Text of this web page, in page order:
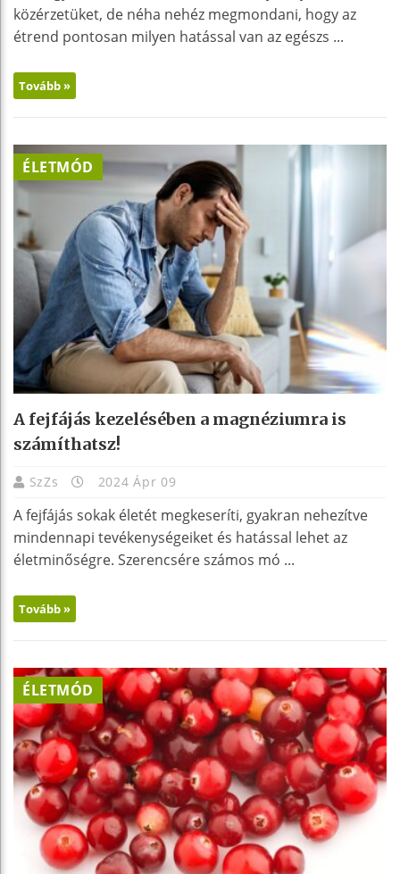
közérzetüket, de néha nehéz megmondani, hogy az
étrend pontosan milyen hatással van az egészs ...
Tovább »
ÉLETMÓD
A fejfájás kezelésében a magnéziumra is
számíthatsz!
SzZs 2024 Ápr 09
A fejfájás sokak életét megkeseríti, gyakran nehezítve
mindennapi tevékenységeiket és hatással lehet az
életminőségre. Szerencsére számos mó ...
Tovább »
ÉLETMÓD